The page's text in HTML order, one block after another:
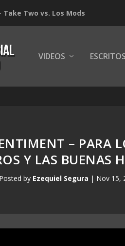
Take Two vs. Los Mods
VIDEOS ESCRITOS
– PARA
Y LAS BUENAS
Posted by Ezequiel Segura | Nov 15,